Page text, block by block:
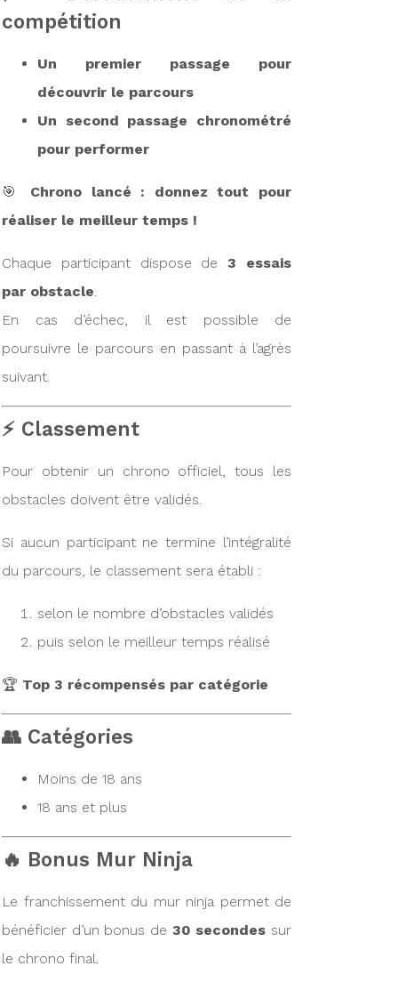
compétition
Un premier passage pour
découvrir le parcours
Un second passage chronométré
pour performer
🎯 Chrono lancé : donnez tout pour
réaliser le meilleur temps !
Chaque participant dispose de3 essais
par obstacle
En cas d’échec, il est possible de
poursuivre le parcours en passant à l’agrès
suivant.
⚡ Classement
Pour obtenir un chrono officiel, tous les
obstacles doivent être validés.
Si aucun participant ne termine l’intégralité
du parcours, le classement sera établi :
selon le nombre d’obstacles validés
puis selon le meilleur temps réalisé
🏆 Top 3 récompensés par catégorie
👥 Catégories
Moins de 18 ans
18 ans et plus
🔥 Bonus Mur Ninja
Le franchissement du mur ninja permet de
bénéficier d’un bonus de 30 secondes sur
le chrono final.